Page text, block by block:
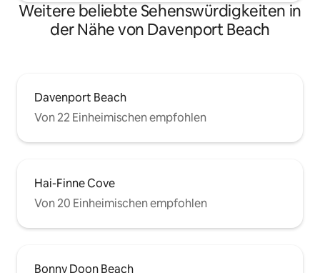
Weitere beliebte Sehenswürdigkeiten in
der Nähe von Davenport Beach
Davenport Beach
Von 22 Einheimischen empfohlen
Hai-Finne Cove
Von 20 Einheimischen empfohlen
Bonny Doon Beach